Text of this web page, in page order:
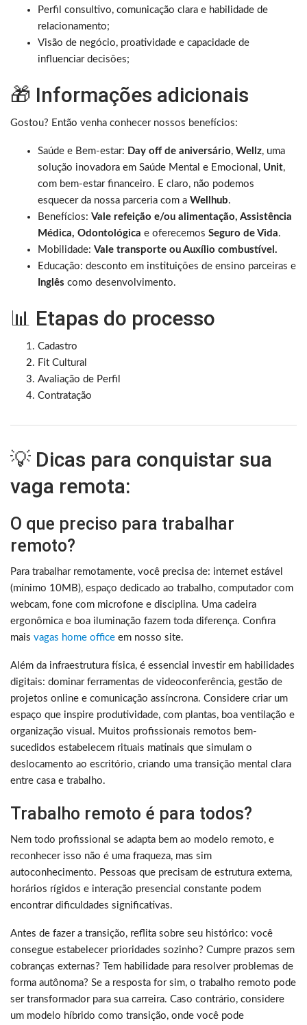
Perfil consultivo, comunicação clara e habilidade de
relacionamento;
Visão de negócio, proatividade e capacidade de
influenciar decisões;
🎁 Informações adicionais
Gostou? Então venha conhecer nossos benefícios:
Saúde e Bem-estar: Day off de aniversário, Wellz, uma
solução inovadora em Saúde Mental e Emocional, Unit,
com bem-estar financeiro. E claro, não podemos
esquecer da nossa parceria com a Wellhub.
Benefícios: Vale refeição e/ou alimentação, Assistência
Médica, Odontológica e oferecemos Seguro de Vida.
Mobilidade: Vale transporte ou Auxílio combustível.
Educação: desconto em instituições de ensino parceiras e
Inglês como desenvolvimento.
📊 Etapas do processo
Cadastro
Fit Cultural
Avaliação de Perfil
Contratação
💡 Dicas para conquistar sua
vaga remota:
O que preciso para trabalhar
remoto?
Para trabalhar remotamente, você precisa de: internet estável
(mínimo 10MB), espaço dedicado ao trabalho, computador com
webcam, fone com microfone e disciplina. Uma cadeira
ergonômica e boa iluminação fazem toda diferença. Confira
mais vagas home office em nosso site.
Além da infraestrutura física, é essencial investir em habilidades
digitais: dominar ferramentas de videoconferência, gestão de
projetos online e comunicação assíncrona. Considere criar um
espaço que inspire produtividade, com plantas, boa ventilação e
organização visual. Muitos profissionais remotos bem-
sucedidos estabelecem rituais matinais que simulam o
deslocamento ao escritório, criando uma transição mental clara
entre casa e trabalho.
Trabalho remoto é para todos?
Nem todo profissional se adapta bem ao modelo remoto, e
reconhecer isso não é uma fraqueza, mas sim
autoconhecimento. Pessoas que precisam de estrutura externa,
horários rígidos e interação presencial constante podem
encontrar dificuldades significativas.
Antes de fazer a transição, reflita sobre seu histórico: você
consegue estabelecer prioridades sozinho? Cumpre prazos sem
cobranças externas? Tem habilidade para resolver problemas de
forma autônoma? Se a resposta for sim, o trabalho remoto pode
ser transformador para sua carreira. Caso contrário, considere
um modelo híbrido como transição, onde você pode